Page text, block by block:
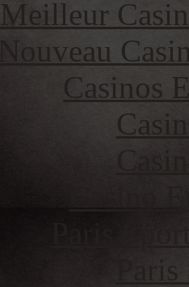
Meilleur
Nouveau
Casinos